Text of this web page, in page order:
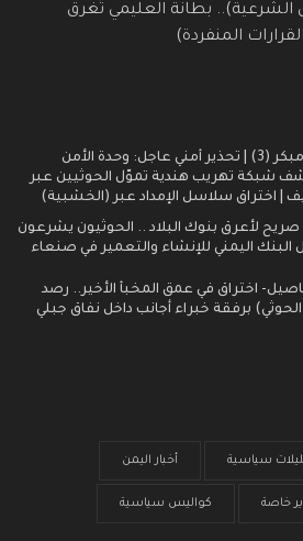
الشرعية).. بطانة العليمي تُغرق
المنفردة)
اسرار | انذار مبكر (3) | تحذير أمني عاجل: وحدة الأمن
شبكة تهريب هندية تموّل الحوثيين عبر
| اختراق سلاسل الإمداد عبر (الخشبية)
لأعرق بنوك البلاد .. الحوثيون يشرعون
البنك اليمني للإنشاء والتعمير في صنعاء
اختراق في عمق المخبأ الأخير.. رصد
برفقة خبراء أجانب داخل نفاق جبلي
سياسية أخبار اليمن
خاصة كواليس سياسية